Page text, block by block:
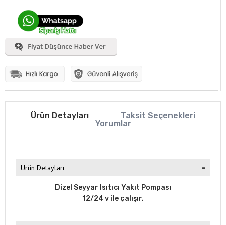
Ürün Detayları
Taksit Seçenekleri
Yorumlar
Ürün Detayları
Dizel Seyyar Isıtıcı Yakıt Pompası
12/24 v ile çalışır.